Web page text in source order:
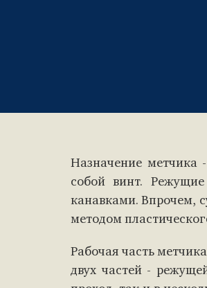
Назначение метчика -
собой винт.
канавками. Впрочем,
методом
Рабочая часть
двух частей -